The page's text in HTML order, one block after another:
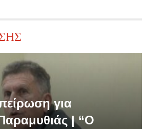
για
| “Ο